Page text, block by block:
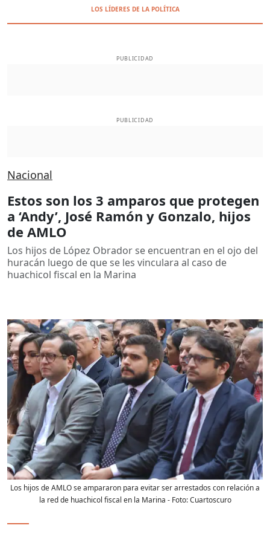
LOS LÍDERES DE LA POLÍTICA
PUBLICIDAD
PUBLICIDAD
Nacional
Estos son los 3 amparos que protegen
a ‘Andy’, José Ramón y Gonzalo, hijos
de AMLO
Los hijos de López Obrador se encuentran en el ojo del
huracán luego de que se les vinculara al caso de
huachicol fiscal en la Marina
Los hijos de AMLO se ampararon para evitar ser arrestados con relación a
la red de huachicol fiscal en la Marina - Foto:Cuartoscuro